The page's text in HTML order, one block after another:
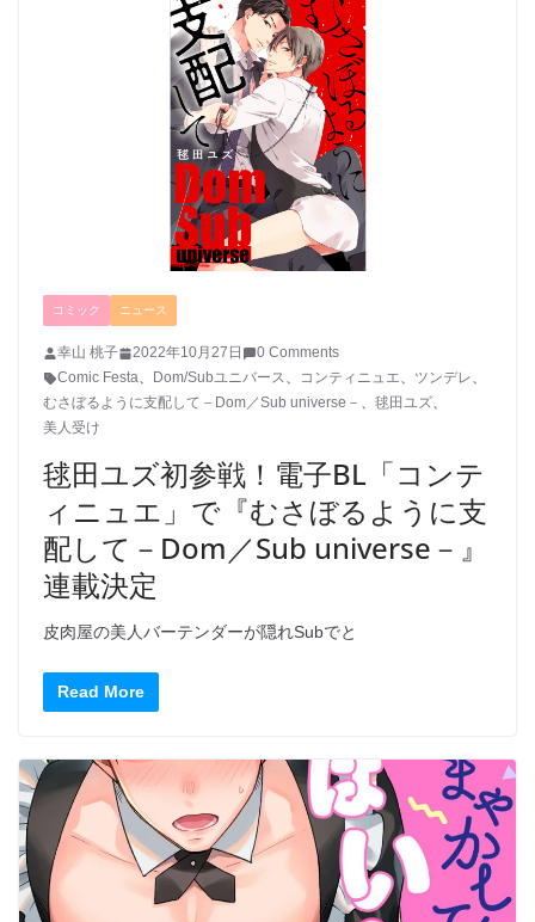
コミック ニュース
幸山 桃子 2022年10月27日
0 Comments
Comic Festa、 Dom/Subユニバース、 コンティニュエ、 ツンデレ、
むさぼるように支配して－Dom／Sub universe－ 、 毬田ユズ、
美人受け
毬田ユズ初参戦！電子BL「コンテ
ィニュエ」で『むさぼるように支
配して－Dom／Sub universe－』
連載決定
皮肉屋の美人バーテンダーが隠れSubでと
Read More